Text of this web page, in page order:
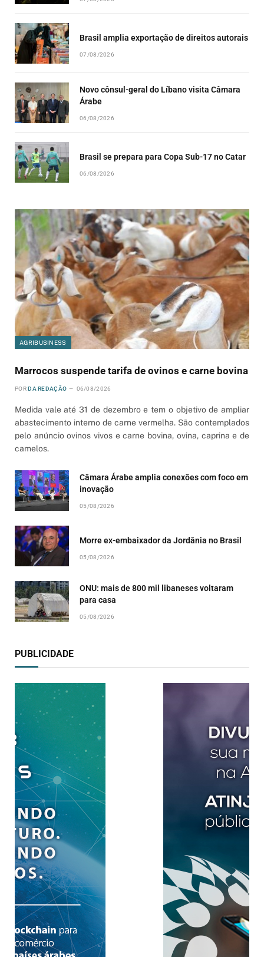
Brasil amplia exportação de direitos autorais
07/08/2026
Novo cônsul-geral do Líbano visita Câmara
Árabe
06/08/2026
Brasil se prepara para Copa Sub-17 no Catar
06/08/2026
AGRIBUSINESS
Marrocos suspende tarifa de ovinos e carne bovina
POR DA REDAÇÃO 06/08/2026
Medida vale até 31 de dezembro e tem o objetivo de ampliar
abastecimento interno de carne vermelha. São contemplados
pelo anúncio ovinos vivos e carne bovina, ovina, caprina e de
camelos.
Câmara Árabe amplia conexões com foco em
inovação
05/08/2026
Morre ex-embaixador da Jordânia no Brasil
05/08/2026
ONU: mais de 800 mil libaneses voltaram
para casa
05/08/2026
PUBLICIDADE